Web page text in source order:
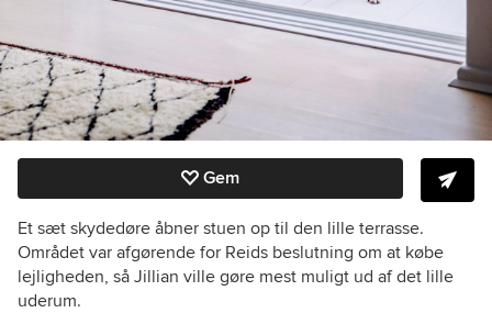
Gem
Et sæt skydedøre åbner stuen op til den lille terrasse.
Området var afgørende for Reids beslutning om at købe
lejligheden, så Jillian ville gøre mest muligt ud af det lille
uderum.